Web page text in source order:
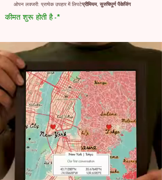
ओपन लक्जरी: प्रत्येक उपहार में लिपटेप्रीमियम, सुरुचिपूर्ण पैकेजिंग
कीमत शुरू होती है -*